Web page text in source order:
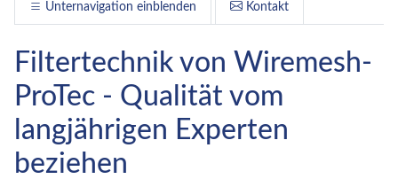
Unternavigation einblenden Kontakt
Filtertechnik von Wiremesh-
ProTec - Qualität vom
langjährigen Experten
beziehen